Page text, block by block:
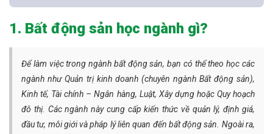
1. Bất động sản học ngành gì?
Để làm việc trong ngành bất động sản, bạn có thể theo học các
ngành như Quản trị kinh doanh (chuyên ngành Bất động sản),
Kinh tế, Tài chính – Ngân hàng, Luật, Xây dựng hoặc Quy hoạch
đô thị. Các ngành này cung cấp kiến thức về quản lý, định giá,
đầu tư, môi giới và pháp lý liên quan đến bất động sản. Ngoài ra,